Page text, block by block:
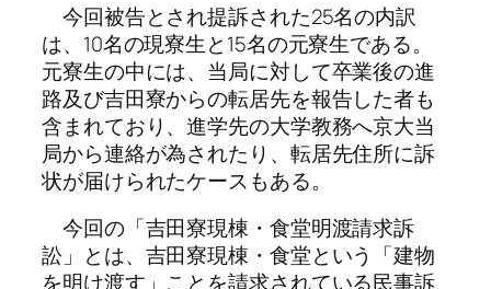
今回被告とされ提訴された25名の内訳
は、10名の現寮生と15名の元寮生である。
元寮生の中には、当局に対して卒業後の進
路及び吉田寮からの転居先を報告した者も
含まれており、進学先の大学教務へ京大当
局から連絡が為されたり、転居先住所に訴
状が届けられたケースもある。
今回の「吉田寮現棟・食堂明渡請求訴
訟」とは、吉田寮現棟・食堂という「建物
を明け渡す」ことを請求されている民事訴